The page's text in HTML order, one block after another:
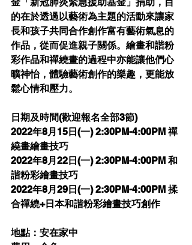
的在於透過以藝術為主題的活動來讓家
長和孩子共同合作創作富有藝術氣息的
作品，從而促進親子關係。繪畫和諧粉
彩作品和禪繞畫的過程中亦能讓他們心
曠神怡，體驗藝術創作的樂趣，更能放
鬆心情和壓力。
日期及時間(歡迎報名全部3節)
2022年8月15日(一) 2:30PM-4:00PM 禪
繞畫繪畫技巧
2022年8月22日(一) 2:30PM-4:00PM 和
諧粉彩繪畫技巧
2022年8月29日(一) 2:30PM-4:00PM 揉
合禪繞+日本和諧粉彩繪畫技巧創作
地點：安在家中